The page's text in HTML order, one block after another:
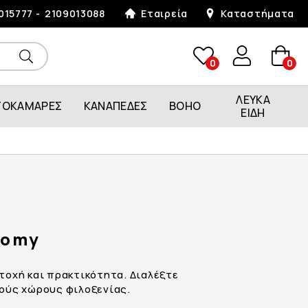
2109013088 Εταιρεία Καταστήματα
0 0
ΚΑΝΑΠΕΔΕΣ BOHO
ΛΕΥΚΑ
ΕΙΔΗ
και πρακτικότητα. Διαλέξτε
χώρους φιλοξενίας.